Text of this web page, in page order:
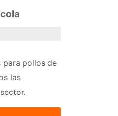
para pollos de
las